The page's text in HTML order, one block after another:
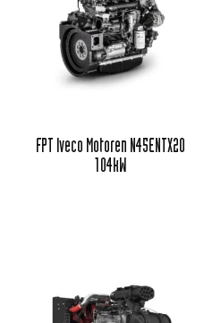
FPT Iveco Motoren N45ENTX20
104kW